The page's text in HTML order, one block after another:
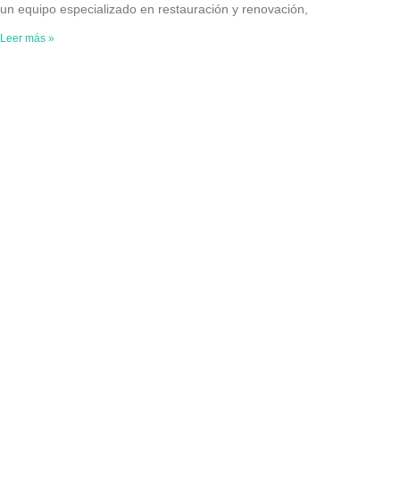
un equipo especializado en restauración y renovación,
Leer más »